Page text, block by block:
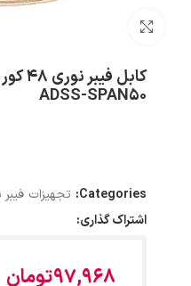
کابل
ADSS-SPAN50
Categories: تجهیزات فیبر
اشتراک گذاری:
97,968تومان